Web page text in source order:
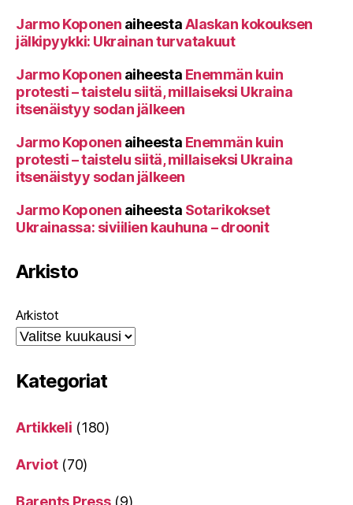
Jarmo Koponen aiheestaAlaskan kokouksen
jälkipyykki: Ukrainan turvatakuut
Jarmo Koponen aiheesta Enemmän kuin
protesti – taistelu siitä, millaiseksi Ukraina
itsenäistyy sodan jälkeen
Jarmo Koponen aiheesta Enemmän kuin
protesti – taistelu siitä, millaiseksi Ukraina
itsenäistyy sodan jälkeen
Jarmo Koponen aiheesta Sotarikokset
Ukrainassa: siviilien kauhuna – droonit
Arkisto
Arkistot
Kategoriat
Artikkeli (180)
Arviot(70)
Barents Press(9)